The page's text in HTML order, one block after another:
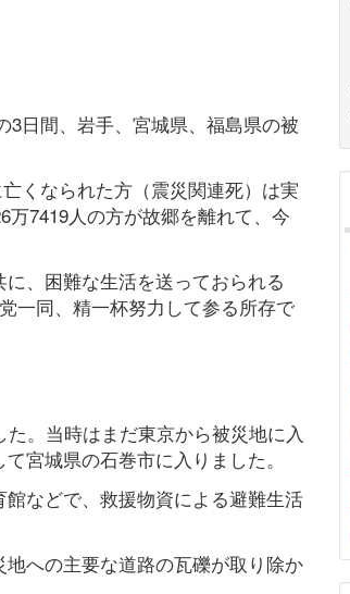
3日間、岩手、宮城県、福島県の被
くなられた方（震災関連死）は実
7419人の方が故郷を離れて、今
、困難な生活を送っておられる
一同、精一杯努力して参る所存で
。当時はまだ東京から被災地に入
宮城県の石巻市に入りました。
などで、救援物資による避難生活
への主要な道路の瓦礫が取り除か